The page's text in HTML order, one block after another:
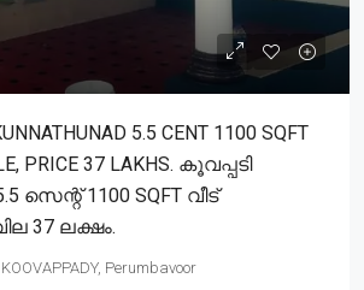
5.5 CENT 1100 SQFT
PRICE 37 LAKHS. കൂവപ്പടി
1100 SQFT വീട്
37 ലക്ഷം.
Perumbavoor